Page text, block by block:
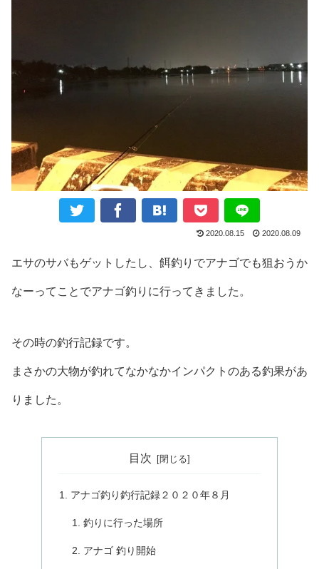
2020.08.15 2020.08.09
エサのサバもゲットしたし、餌釣りでアナゴでも狙おうか
なーってことでアナゴ釣りに行ってきました。
その時の釣行記録です。
まさかの大物が釣れてなかなかインパクトのある釣果があ
りました。
目次
アナゴ釣り釣行記録２０２０年８月
釣りに行った場所
アナゴ 釣り開始